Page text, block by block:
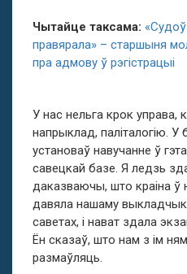
Чытайце таксама:
правярала» – старшыня
пра адмову ў рэгістрацыі
У нас нельга крок управа,
напрыклад, паліталогію. У
установаў навучанне ў
савецкай базе. Я ледзь
даказваючы, што краіна ў
давяла нашаму
саветах, і нават здала
Ён сказаў, што нам з ім
размаўляць.